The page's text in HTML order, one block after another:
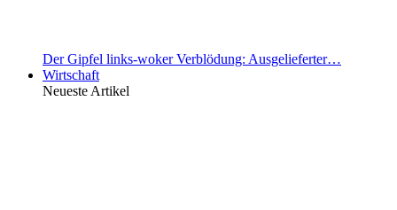
Der Gipfel links-woker Verblödung: Ausgelieferter…
Wirtschaft
Neueste Artikel